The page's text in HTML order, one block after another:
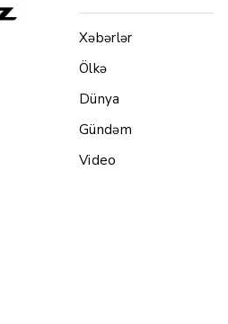
Xəbərlər
Ölkə
Dünya
Gündəm
Video